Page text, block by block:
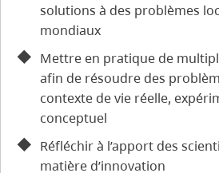
solutions à des problèmes
mondiaux
Mettre en pratique de
afin de résoudre des
contexte de vie réelle,
conceptuel
Réfléchir à l’apport des
matière d’innovation